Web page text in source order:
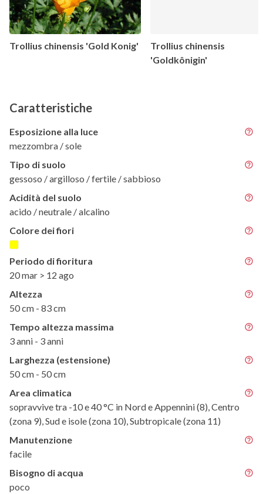
Trollius chinensis 'Gold Konig'
Trollius chinensis
'Goldkônigin'
Caratteristiche
Esposizione alla luce
mezzombra / sole
Tipo di suolo
gessoso / argilloso / fertile / sabbioso
Acidità del suolo
acido / neutrale / alcalino
Colore dei fiori
Periodo di fioritura
20 mar > 12 ago
Altezza
50 cm - 83 cm
Tempo altezza massima
3 anni - 3 anni
Larghezza (estensione)
50 cm - 50 cm
Area climatica
sopravvive tra -10 e 40 °C in Nord e Appennini (8), Centro
(zona 9), Sud e isole (zona 10), Subtropicale (zona 11)
Manutenzione
facile
Bisogno di acqua
poco